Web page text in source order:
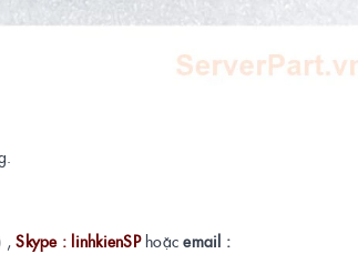
,Skype : linhkienSPhoặcemail :